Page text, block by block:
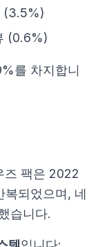
(3.5%)
(0.6%)
를 차지합니
즈 팩은 2022
복되었으며, 네
습니다.